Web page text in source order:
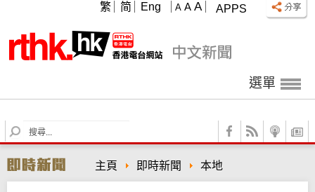
APPS
A A A
繁 简 Eng
選單
S
e
r
c
主頁 即時新聞 本地